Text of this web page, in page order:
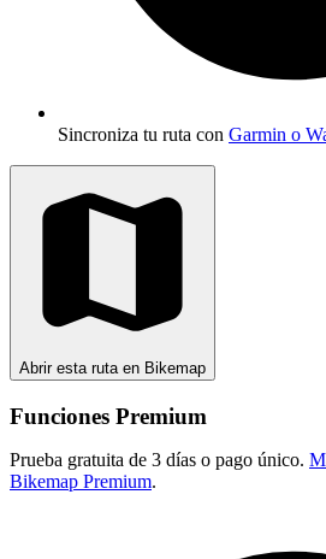
Sincroniza tu ruta con Garmin o
Abrir esta ruta en Bikemap
Funciones Premium
Prueba gratuita de 3 días o pago único.
Bikemap Premium.